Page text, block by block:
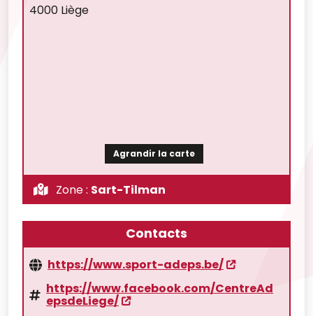
4000 Liège
Agrandir la carte
Zone : Sart-Tilman
Contacts
https://www.sport-adeps.be/
https://www.facebook.com/CentreAd
epsdeLiege/